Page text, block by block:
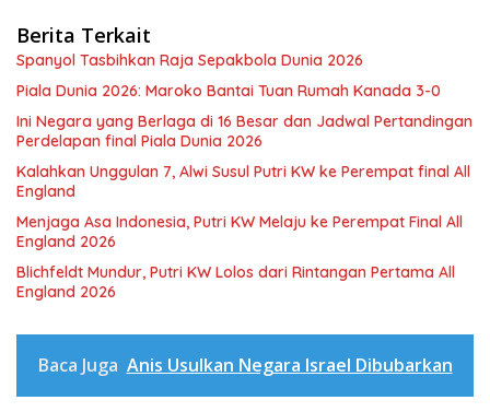
Berita Terkait
Spanyol Tasbihkan Raja Sepakbola Dunia 2026
Piala Dunia 2026: Maroko Bantai Tuan Rumah Kanada 3-0
Ini Negara yang Berlaga di 16 Besar dan Jadwal Pertandingan
Perdelapan final Piala Dunia 2026
Kalahkan Unggulan 7, Alwi Susul Putri KW ke Perempat final All
England
Menjaga Asa Indonesia, Putri KW Melaju ke Perempat Final All
England 2026
Blichfeldt Mundur, Putri KW Lolos dari Rintangan Pertama All
England 2026
Baca Juga Anis Usulkan Negara Israel Dibubarkan